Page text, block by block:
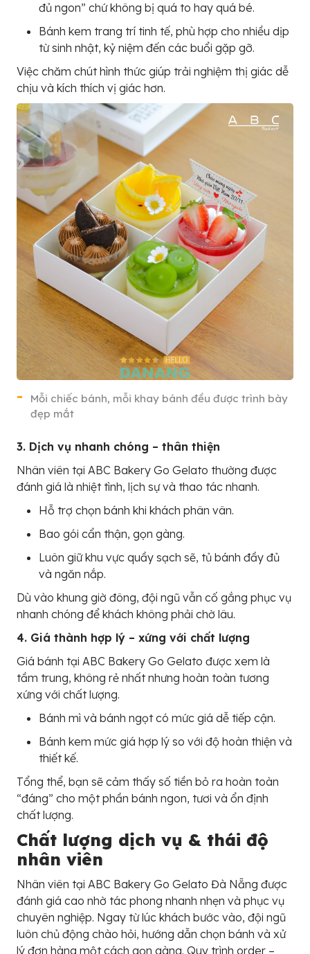
đủ ngon” chứ không bị quá to hay quá bé.
Bánh kem trang trí tinh tế, phù hợp cho nhiều dịp
từ sinh nhật, kỷ niệm đến các buổi gặp gỡ.
Việc chăm chút hình thức giúp trải nghiệm thị giác dễ
chịu và kích thích vị giác hơn.
Mỗi chiếc bánh, mỗi khay bánh đều được trình bày
đẹp mắt
3. Dịch vụ nhanh chóng – thân thiện
Nhân viên tại ABC Bakery Go Gelato thường được
đánh giá là nhiệt tình, lịch sự và thao tác nhanh.
Hỗ trợ chọn bánh khi khách phân vân.
Bao gói cẩn thận, gọn gàng.
Luôn giữ khu vực quầy sạch sẽ, tủ bánh đầy đủ
và ngăn nắp.
Dù vào khung giờ đông, đội ngũ vẫn cố gắng phục vụ
nhanh chóng để khách không phải chờ lâu.
4. Giá thành hợp lý – xứng với chất lượng
Giá bánh tại ABC Bakery Go Gelato được xem là
tầm trung, không rẻ nhất nhưng hoàn toàn tương
xứng với chất lượng.
Bánh mì và bánh ngọt có mức giá dễ tiếp cận.
Bánh kem mức giá hợp lý so với độ hoàn thiện và
thiết kế.
Tổng thể, bạn sẽ cảm thấy số tiền bỏ ra hoàn toàn
“đáng” cho một phần bánh ngon, tươi và ổn định
chất lượng.
Chất lượng dịch vụ & thái độ
nhân viên
Nhân viên tại ABC Bakery Go Gelato Đà Nẵng được
đánh giá cao nhờ tác phong nhanh nhẹn và phục vụ
chuyên nghiệp. Ngay từ lúc khách bước vào, đội ngũ
luôn chủ động chào hỏi, hướng dẫn chọn bánh và xử
lý đơn hàng một cách gọn gàng. Quy trình order –